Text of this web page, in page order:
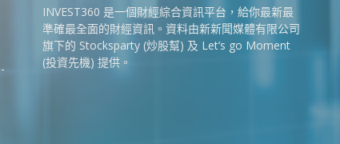
INVEST360 是一個財經綜合資訊平台，給你最新最
準確最全面的財經資訊。資料由新新聞媒體有限公司
旗下的 Stocksparty (炒股幫) 及 Let’s go Moment
(投資先機) 提供。